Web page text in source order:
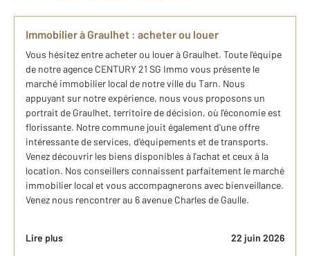
Immobilier à Graulhet : acheter ou louer
Vous hésitez entre acheter ou louer à Graulhet. Toute l'équipe
de notre agence CENTURY 21 SG Immo vous présente le
marché immobilier local de notre ville du Tarn. Nous
appuyant sur notre expérience, nous vous proposons un
portrait de Graulhet, territoire de décision, où l'économie est
florissante. Notre commune jouit également d'une offre
intéressante de services, d'équipements et de transports.
Venez découvrir les biens disponibles à l'achat et ceux à la
location. Nos conseillers connaissent parfaitement le marché
immobilier local et vous accompagnerons avec bienveillance.
Venez nous rencontrer au 6 avenue Charles de Gaulle.
Lire plus 22 juin 2026